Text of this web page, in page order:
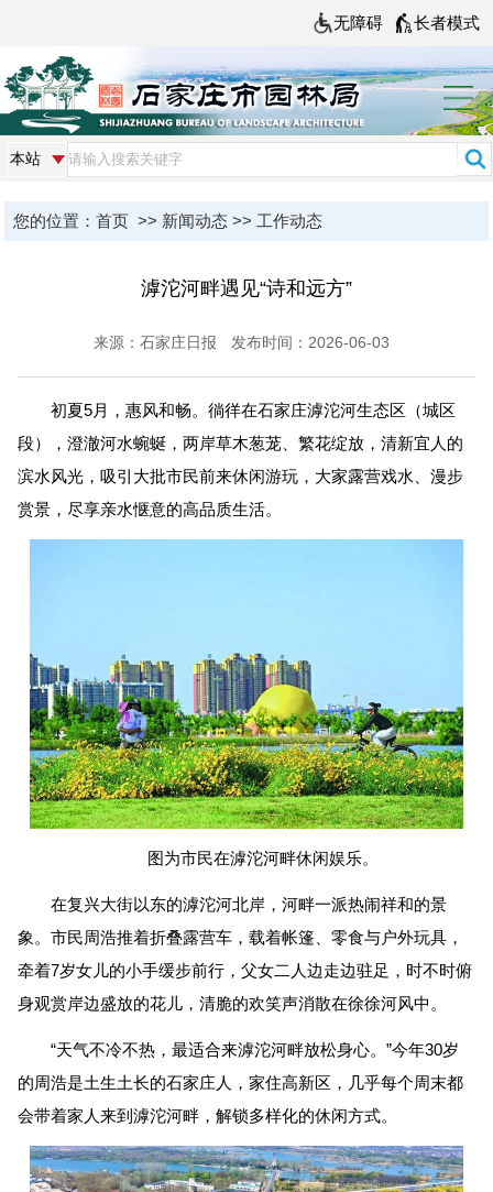
无障碍 长者模式
您的位置： 首页>> 新闻动态>> 工作动态
滹沱河畔遇见“诗和远方”
来源：石家庄日报 发布时间：2026-06-03
初夏5月，惠风和畅。徜徉在石家庄滹沱河生态区（城区
段），澄澈河水蜿蜒，两岸草木葱茏、繁花绽放，清新宜人的
滨水风光，吸引大批市民前来休闲游玩，大家露营戏水、漫步
赏景，尽享亲水惬意的高品质生活。
图为市民在滹沱河畔休闲娱乐。
在复兴大街以东的滹沱河北岸，河畔一派热闹祥和的景
象。市民周浩推着折叠露营车，载着帐篷、零食与户外玩具，
牵着7岁女儿的小手缓步前行，父女二人边走边驻足，时不时俯
身观赏岸边盛放的花儿，清脆的欢笑声消散在徐徐河风中。
“天气不冷不热，最适合来滹沱河畔放松身心。”今年30岁
的周浩是土生土长的石家庄人，家住高新区，几乎每个周末都
会带着家人来到滹沱河畔，解锁多样化的休闲方式。